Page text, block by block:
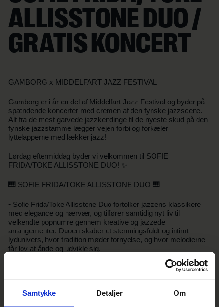
Samtykke Detaljer Om
ALLISSTONE DUO /
GRATIS KONCERT
GAMBORG x MIDDELFART JAZZ FESTIVAL
Gamborg er i år en del af Middelfart Jazz Festival og byder på
spændende koncerter med cremen af den fynske jazzscene.
Alt fra de mest garvede jazzkendinge til de nyeste skud på den
fynske jazzstamme lægger vejen forbi og forkæler
lyttelapperne med lækker jazz!
Lørdag eftermiddag byder vi velkommen til SOFIE
FRIDA/TOKE ALLISSTONE DUO! ✨
🎹 SOFIE FRIDA/TOKE ALLISSTONE DUO 🎹
• Sofie Frida/Toke Allisstone Duo fortolker jazzens klassikere
med elegance og nærvær, og tilfører samtidig nyt liv til
velkendte popnumre gennem kreative og jazzede
arrangementer. Duoen skaber et stemningsfuldt og intimt
lydunivers, hvor tradition møder fornyelse, og hvor melodierne
får lov at ånde og udvikle sig.
• Med Sofie Frida på vokal og Toke Allisstone på klaver opstår
Frida/Toke Allisstone Duo leverer koncerter, der både hylder